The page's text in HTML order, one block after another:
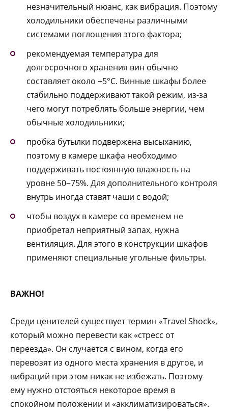
незначительный нюанс, как вибрация. Поэтому
холодильники обеспечены различными
системами поглощения этого фактора;
рекомендуемая температура для
долгосрочного хранения вин обычно
составляет около +5°С. Винные шкафы более
стабильно поддерживают такой режим, из-за
чего могут потреблять больше энергии, чем
обычные холодильники;
пробка бутылки подвержена высыханию,
поэтому в камере шкафа необходимо
поддерживать постоянную влажность на
уровне 50−75%. Для дополнительного контроля
внутрь иногда ставят чаши с водой;
чтобы воздух в камере со временем не
приобретал неприятный запах, нужна
вентиляция. Для этого в конструкции шкафов
применяют специальные угольные фильтры.
ВАЖНО!
Среди ценителей существует термин «Travel Shock»,
который можно перевести как «стресс от
переезда». Он случается с вином, когда его
перевозят из одного места хранения в другое, и
вибраций при этом никак не избежать. Поэтому
ему нужно отстояться некоторое время в
спокойном положении и «акклиматизироваться».